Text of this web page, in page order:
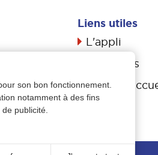
son bon fonctionnement.
notamment à des fins
publicité.
Liens utiles
L'appli
Actualités
Livret